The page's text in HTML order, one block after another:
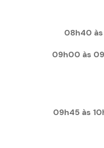
08h40
09h00 às
09h45 às